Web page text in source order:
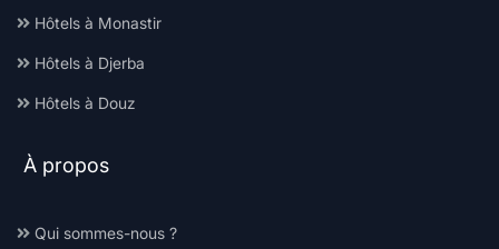
Hôtels à Monastir
Hôtels à Djerba
Hôtels à Douz
À propos
Qui sommes-nous ?